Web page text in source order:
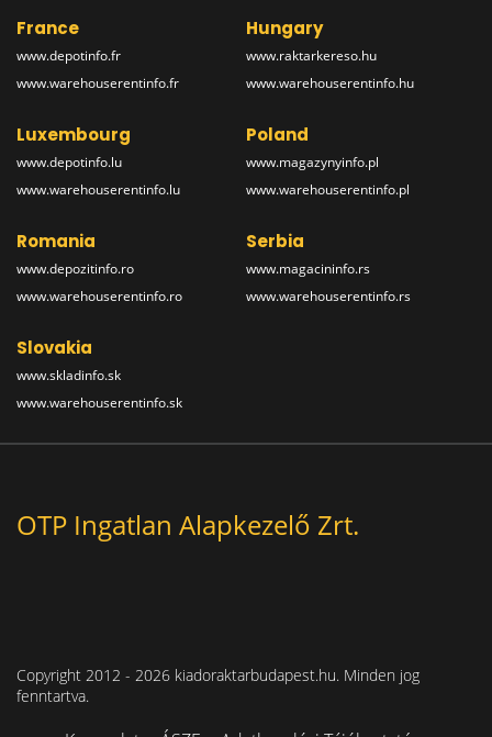
France
www.depotinfo.fr
www.warehouserentinfo.fr
Hungary
www.raktarkereso.hu
www.warehouserentinfo.hu
Luxembourg
www.depotinfo.lu
www.warehouserentinfo.lu
Poland
www.magazynyinfo.pl
www.warehouserentinfo.pl
Romania
www.depozitinfo.ro
www.warehouserentinfo.ro
Serbia
www.magacininfo.rs
www.warehouserentinfo.rs
Slovakia
www.skladinfo.sk
www.warehouserentinfo.sk
OTP Ingatlan Alapkezelő Zrt.
Copyright 2012 - 2026 kiadoraktarbudapest.hu. Minden jog
fenntartva.